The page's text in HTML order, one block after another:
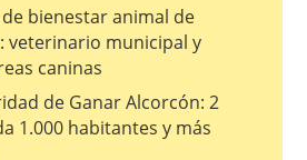
bienestar animal de
veterinario municipal y
caninas
de Ganar Alcorcón: 2
1.000 habitantes y más